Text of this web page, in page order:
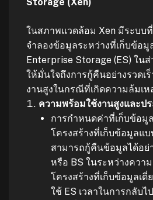
Storage (Xen)
ในสภาพแวดล้อม Xen มีระบบ
จำลองข้อมูลระหว่างที่เก็บข้อมู
Enterprise Storage (ES) ใน
ให้มั่นใจถึงการกู้คืนอย่างรวดเ
งานสูงในกรณีที่เกิดความล้มเห
ความพร้อมใช้งานสูงและป
การกำหนดค่าที่เก็บข้อมู
โครงสร้างที่เก็บข้อมูลแ
สามารถกู้คืนข้อมูลได้อย่
หรือ BS ในระหว่างควา
โครงสร้างที่เก็บข้อมูลเดี่
ใช้ ES เวลาในการกลับ